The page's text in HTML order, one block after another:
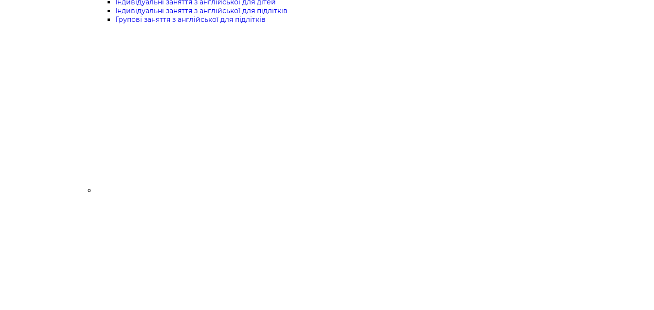
Індивідуальні заняття з англійської для дітей
Індивідуальні заняття з англійської для підлітків
Групові заняття з англійської для підлітків